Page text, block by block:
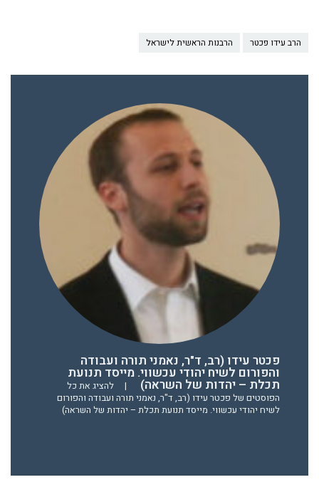
הרב עידו פכטר הרבנות הראשית לישראל
פכטר עידו (רב, ד"ר, נאמני תורה ועבודה
והפורום לשיח יהודי עכשווי. מייסד תנועת
תכלת – יהדות של השראה) |
להציג את כל
הפוסטים של פכטר עידו (רב, ד"ר, נאמני תורה ועבודה והפורום
לשיח יהודי עכשווי. מייסד תנועת תכלת – יהדות של השראה)